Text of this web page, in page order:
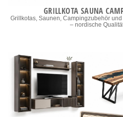
GRILLKOTA SAUNA
Grillkotas, Saunen, Campingzubehör
– nordische